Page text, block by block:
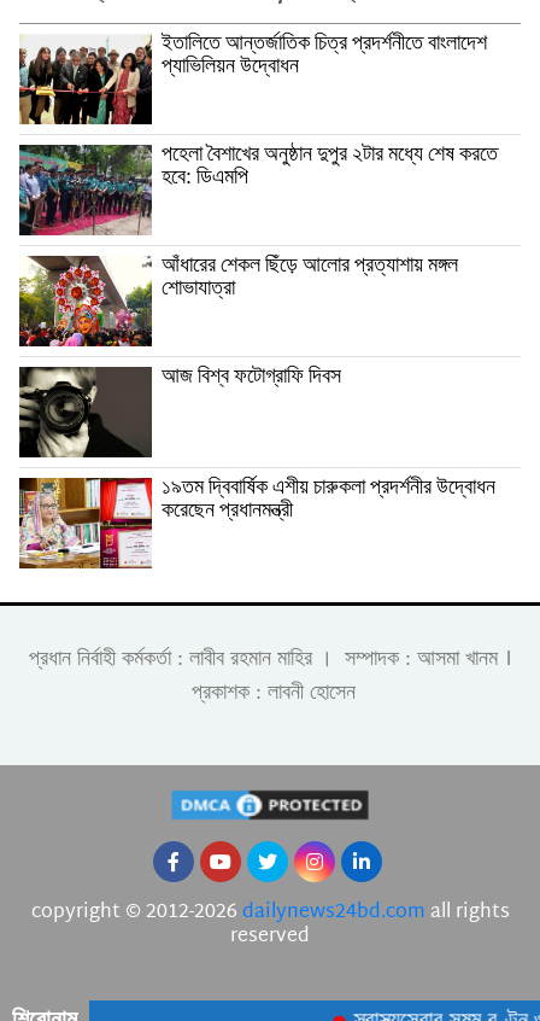
ইতালিতে আন্তর্জাতিক চিত্র প্রদর্শনীতে বাংলাদেশ
প্যাভিলিয়ন উদ্বোধন
পহেলা বৈশাখের অনুষ্ঠান দুপুর ২টার মধ্যে শেষ করতে
হবে: ডিএমপি
আঁধারের শেকল ছিঁড়ে আলোর প্রত্যাশায় মঙ্গল
শোভাযাত্রা
আজ বিশ্ব ফটোগ্রাফি দিবস
১৯তম দ্বিবার্ষিক এশীয় চারুকলা প্রদর্শনীর উদ্বোধন
করেছেন প্রধানমন্ত্রী
প্রধান নির্বাহী কর্মকর্তা : লাবীব রহমান মাহির । সম্পাদক : আসমা খানম ।
প্রকাশক : লাবনী হোসেন
copyright © 2012-2026dailynews24bd.com all rights
reserved